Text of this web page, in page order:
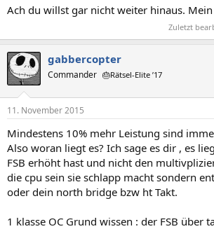
Ach du willst gar nicht weiter hinaus. Mein
Zuletzt
gabbercopter
Commander 🎂Rätsel-Elite ’17
11. November 2015
Mindestens 10% mehr Leistung sind
Also woran liegt es? Ich sage es dir , es
FSB erhöht hast und nicht den
die cpu sein sie schlapp macht sondern
oder dein north bridge bzw ht Takt.
1 klasse OC Grund wissen : der FSB über